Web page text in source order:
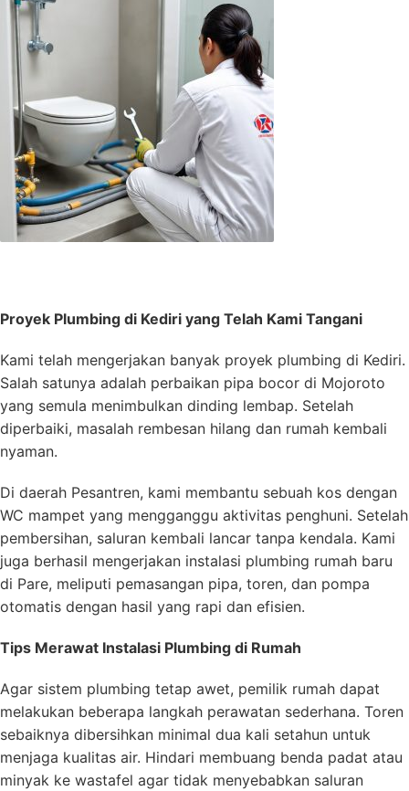
Proyek Plumbing di Kediri yang Telah Kami Tangani
Kami telah mengerjakan banyak proyek plumbing di Kediri.
Salah satunya adalah perbaikan pipa bocor di Mojoroto
yang semula menimbulkan dinding lembap. Setelah
diperbaiki, masalah rembesan hilang dan rumah kembali
nyaman.
Di daerah Pesantren, kami membantu sebuah kos dengan
WC mampet yang mengganggu aktivitas penghuni. Setelah
pembersihan, saluran kembali lancar tanpa kendala. Kami
juga berhasil mengerjakan instalasi plumbing rumah baru
di Pare, meliputi pemasangan pipa, toren, dan pompa
otomatis dengan hasil yang rapi dan efisien.
Tips Merawat Instalasi Plumbing di Rumah
Agar sistem plumbing tetap awet, pemilik rumah dapat
melakukan beberapa langkah perawatan sederhana. Toren
sebaiknya dibersihkan minimal dua kali setahun untuk
menjaga kualitas air. Hindari membuang benda padat atau
minyak ke wastafel agar tidak menyebabkan saluran